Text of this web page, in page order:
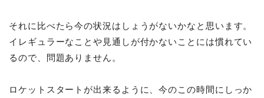
それに比べたら今の状況はしょうがないかなと思います。
イレギュラーなことや見通しが付かないことには慣れてい
るので、問題ありません。
ロケットスタートが出来るように、今のこの時間にしっか